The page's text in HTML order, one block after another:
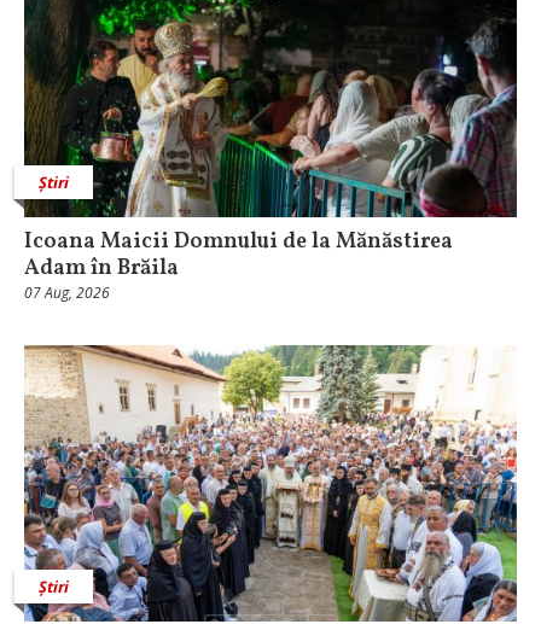
Știri
Icoana Maicii Domnului de la Mănăstirea
Adam în Brăila
07 Aug, 2026
Știri